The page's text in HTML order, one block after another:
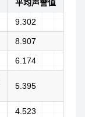
平均声誉值
9.302
8.907
6.174
5.395
4.523